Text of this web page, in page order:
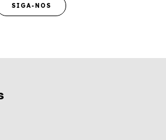
SIGA-NOS